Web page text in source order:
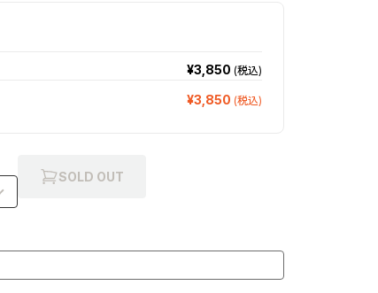
¥3,850 (税込)
¥3,850 (税込)
SOLD OUT